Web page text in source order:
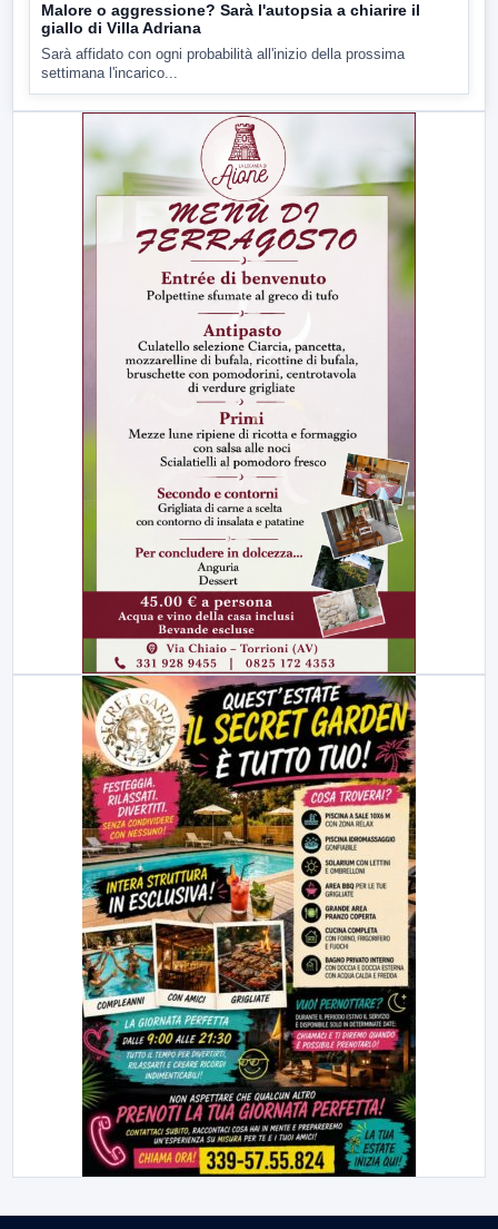
Malore o aggressione? Sarà l'autopsia a chiarire il
giallo di Villa Adriana
Sarà affidato con ogni probabilità all'inizio della prossima
settimana l'incarico...